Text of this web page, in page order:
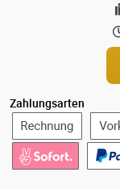
Zahlungsarten